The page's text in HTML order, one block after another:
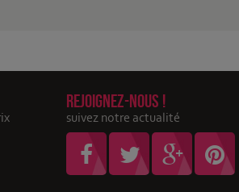
Rejoignez-nous !
suivez notre actualité